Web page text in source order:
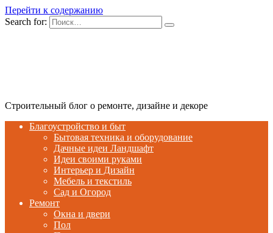
Перейти к содержанию
Search for:
Строительный блог о ремонте, дизайне и декоре
Благоустройство и быт
Бытовая техника и оборудование
Дачные идеи Ландшафт
Идеи своими руками
Интерьер и Дизайн
Мебель и текстиль
Сад и Огород
Ремонт
Окна и двери
Пол